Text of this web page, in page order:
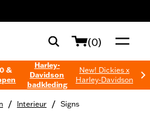
(0)
&
Harley-
Davidson
badkleding
New! Dickies x
Harley-Davidson
/ Interieur / Signs